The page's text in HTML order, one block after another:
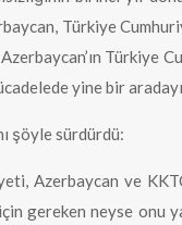
Türkiye
Türkiye
yine bir
şöyle sürdürdü:
Azerbaycan ve
gereken neyse onu